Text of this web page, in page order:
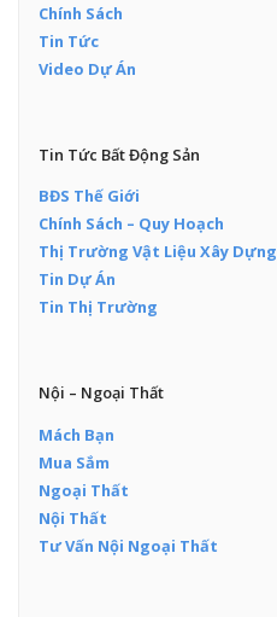
Chính Sách
Tin Tức
Video Dự Án
Tin Tức Bất Động Sản
BĐS Thế Giới
Chính Sách – Quy Hoạch
Thị Trường Vật Liệu Xây Dựng
Tin Dự Án
Tin Thị Trường
Nội – Ngoại Thất
Mách Bạn
Mua Sắm
Ngoại Thất
Nội Thất
Tư Vấn Nội Ngoại Thất